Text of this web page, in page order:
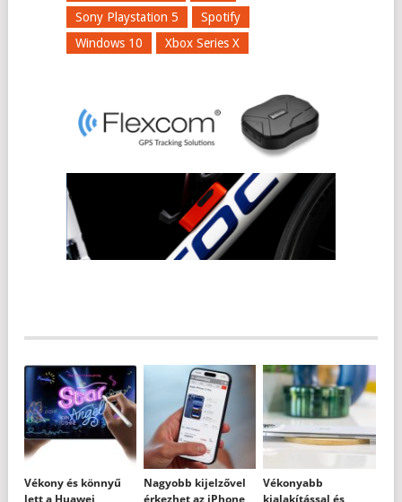
Sony Playstation 5
Spotify
Windows 10
Xbox Series X
Vékony és könnyű
Nagyobb kijelzővel
Vékonyabb